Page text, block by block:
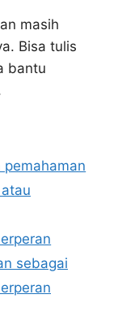
masih
Bisa tulis
bantu
sebagai